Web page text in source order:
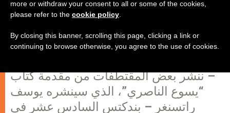
لكتاب البابا الجديد
– ننشر بعض المقتطفات من مقدمة كتاب
“يسوع الناصري”، الذي سينشره يوسف
راتسنغر – بندكتس السادس عشر في
more or withdraw your consent to all or some of the cookies,
please refer to the cookie policy
By closing this banner, scrolling this page, clicking a link or
continuing to browse otherwise, you agree to the use of cookies.